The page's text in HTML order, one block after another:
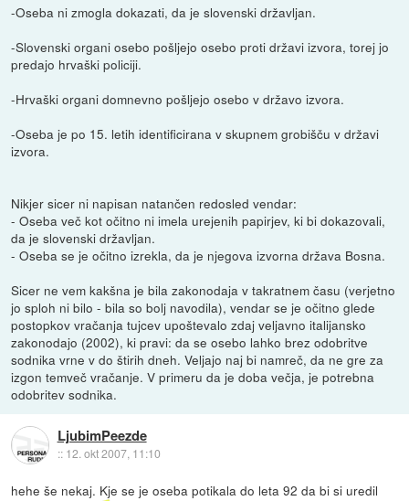
-Oseba ni zmogla dokazati, da je slovenski državljan.
-Slovenski organi osebo pošljejo osebo proti državi izvora, torej jo
predajo hrvaški policiji.
-Hrvaški organi domnevno pošljejo osebo v državo izvora.
-Oseba je po 15. letih identificirana v skupnem grobišču v državi
izvora.
Nikjer sicer ni napisan natančen redosled vendar:
- Oseba več kot očitno ni imela urejenih papirjev, ki bi dokazovali,
da je slovenski državljan.
- Oseba se je očitno izrekla, da je njegova izvorna država Bosna.
Sicer ne vem kakšna je bila zakonodaja v takratnem času (verjetno
jo sploh ni bilo - bila so bolj navodila), vendar se je očitno glede
postopkov vračanja tujcev upoštevalo zdaj veljavno italijansko
zakonodajo (2002), ki pravi: da se osebo lahko brez odobritve
sodnika vrne v do štirih dneh. Veljajo naj bi namreč, da ne gre za
izgon temveč vračanje. V primeru da je doba večja, je potrebna
odobritev sodnika.
LjubimPeezde
:: 12. okt 2007, 11:10
hehe še nekaj. Kje se je oseba potikala do leta 92 da bi si uredil